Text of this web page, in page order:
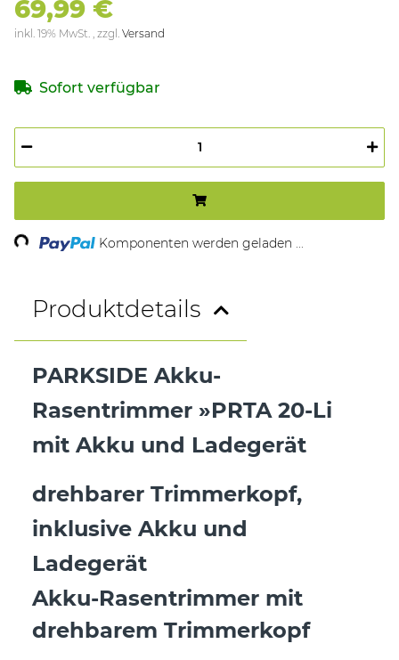
69,99 €
inkl. 19% MwSt. , zzgl. Versand
Sofort verfügbar
Loading... Komponenten werden geladen ...
Produktdetails
PARKSIDE Akku-
Rasentrimmer »PRTA 20-Li
mit Akku und Ladegerät
drehbarer Trimmerkopf,
inklusive Akku und
Ladegerät
Akku-Rasentrimmer mit
drehbarem Trimmerkopf